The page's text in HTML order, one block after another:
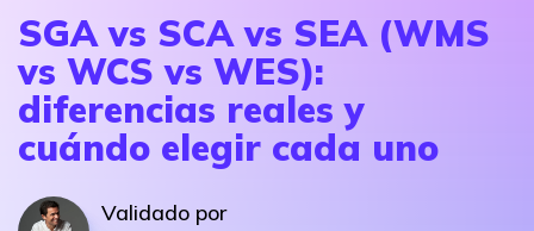
SGA vs SCA vs SEA (WMS
vs WCS vs WES):
diferencias reales y
cuándo elegir cada uno
Validado por